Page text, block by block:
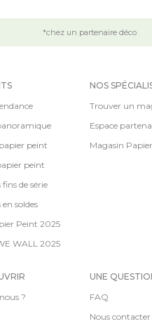
*chez un partenaire déco
peint
peint
de série
soldes
Peint 2025
WALL 2025
NOS
Trouver un
Espace
Magasin
?
UNE
FAQ
Nous contacter